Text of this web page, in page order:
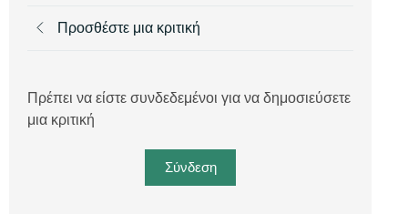
Προσθέστε μια κριτική
Πρέπει να είστε συνδεδεμένοι για να δημοσιεύσετε
μια κριτική
Σύνδεση